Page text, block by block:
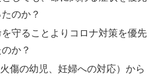
のか？
守ることよりコロナ対策を優先
か？
傷の幼児、妊婦への対応）から